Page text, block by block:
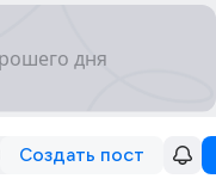
Создать пост